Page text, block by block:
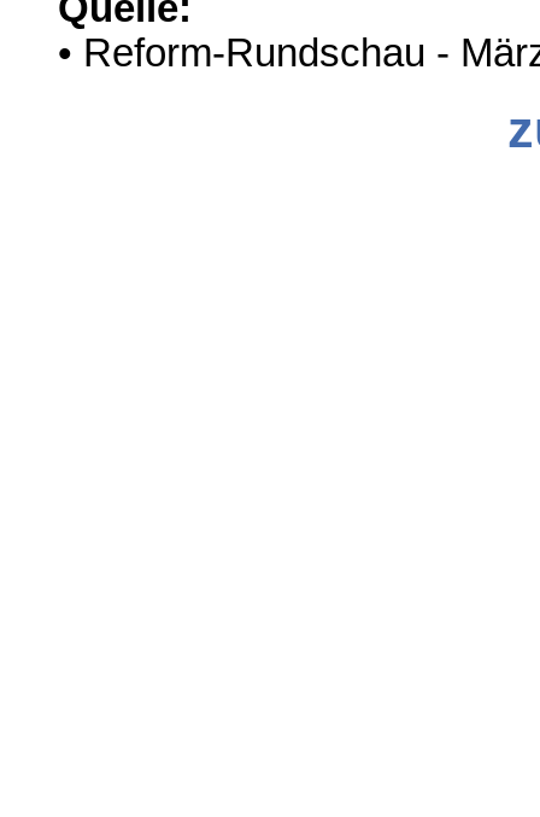
• Reform-Rundschau -